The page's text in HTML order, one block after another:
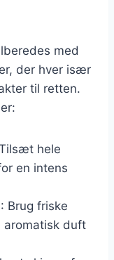
med
der hver især
til retten.
hele
en intens
: Brug friske
aromatisk duft